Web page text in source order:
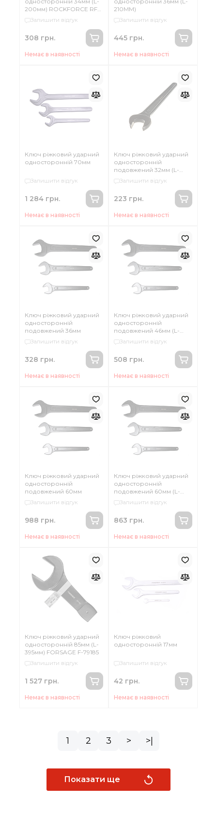
200мм) ROCKFORCE RF-
79134Залишити відгук
308 грн.
Немає в наявності
210ММ)
Залишити відгук
445 грн.
Немає в наявності
Ключ ріжковий ударний
односторонній 70мм
Залишити відгук
1 284 грн.
Немає в наявності
Ключ ріжковий ударний
односторонній
подовжений 32мм (L-
275мм) ROCKFORCE RF-
89432
Залишити відгук
223 грн.
Немає в наявності
Ключ ріжковий ударний
односторонній
подовжений 36мм
Залишити відгук
328 грн.
Немає в наявності
Ключ ріжковий ударний
односторонній
подовжений 46мм (L-
355мм)
Залишити відгук
508 грн.
Немає в наявності
Ключ ріжковий ударний
односторонній
подовжений 60мм
Залишити відгук
988 грн.
Немає в наявності
Ключ ріжковий ударний
односторонній
подовжений 60мм (L-
435ММ)
Залишити відгук
863 грн.
Немає в наявності
Ключ ріжковий ударний
односторонній 85мм (L-
395мм) FORSAGE F-79185
Залишити відгук
1 527 грн.
Немає в наявності
Ключ ріжковий
односторонній 17мм
Залишити відгук
42 грн.
Немає в наявності
1 2 3 > >|
Показати ще